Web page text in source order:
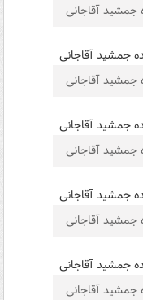
جمشید آقاجانی
جمشید آقاجانی
جمشید آقاجانی
جمشید آقاجانی
جمشید آقاجانی